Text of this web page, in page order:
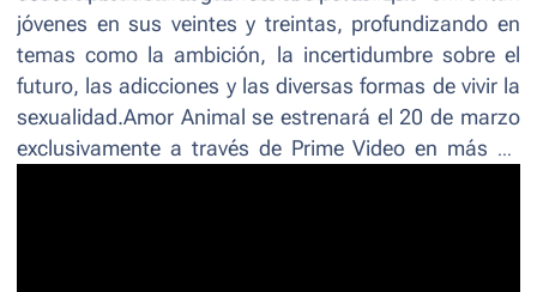
jóvenes en sus veintes y treintas, profundizando en
temas como la ambición, la incertidumbre sobre el
futuro, las adicciones y las diversas formas de vivir la
sexualidad.Amor Animal se estrenará el 20 de marzo
exclusivamente a través de Prime Video en más de